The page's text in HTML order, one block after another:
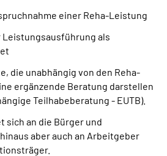
Kundenportal
einer Reha-Leistung
Leistungsausführung als
die unabhängig von den Reha-
ergänzende Beratung darstellen
Teilhabeberatung - EUTB).
sich an die Bürger und
aber auch an Arbeitgeber